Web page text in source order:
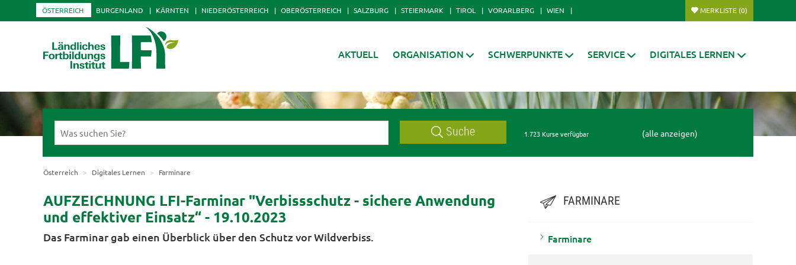
ÖSTERREICH BURGENLAND KÄRNTEN NIEDERÖSTERREICH OBERÖSTERREICH SALZBURG STEIERMARK TIROL VORARLBERG WIEN MERKLISTE (0)
AKTUELL ORGANISATION SCHWERPUNKTE SERVICE DIGITALES LERNEN
Suche 1.723 Kurse verfügbar (alle anzeigen)
Österreich Digitales Lernen Farminare
AUFZEICHNUNG LFI-Farminar "Verbissschutz - sichere Anwendung
und effektiver Einsatz“ - 19.10.2023
Das Farminar gab einen Überblick über den Schutz vor Wildverbiss.
FARMINARE
Farminare